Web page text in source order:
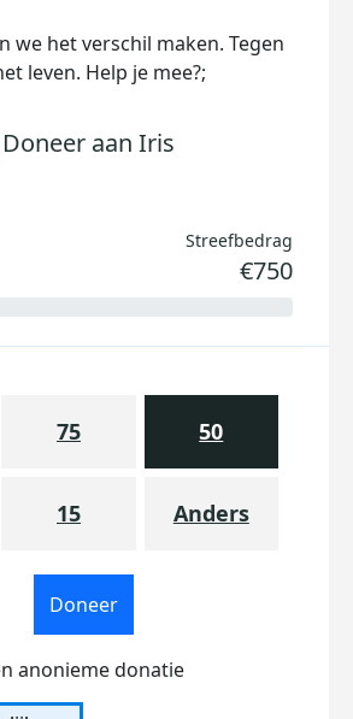
we het verschil maken. Tegen
leven. Help je mee?;
Doneer aan Iris
Streefbedrag
€750
75 50
15 Anders
Doneer
anonieme donatie